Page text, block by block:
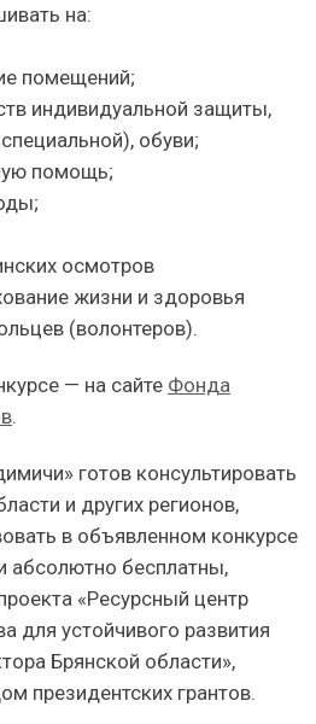
на:
помещений;
индивидуальной защиты,
обуви;
помощь;
осмотров
жизни и здоровья
(волонтеров).
— на сайте Фонда
.
готов консультировать
и других регионов,
в объявленном конкурсе
абсолютно бесплатны,
«Ресурсный центр
для устойчивого развития
Брянской области»,
президентских грантов.